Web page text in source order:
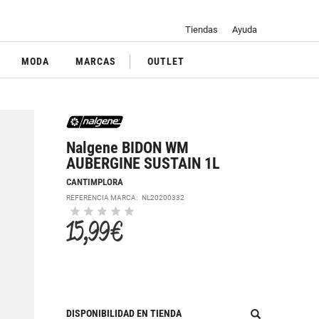
Tiendas Ayuda
MODA MARCAS OUTLET
Nalgene BIDON WM
AUBERGINE SUSTAIN 1L
CANTIMPLORA
REFERENCIA MARCA:NL20200332
15,99 €
DISPONIBILIDAD EN TIENDA